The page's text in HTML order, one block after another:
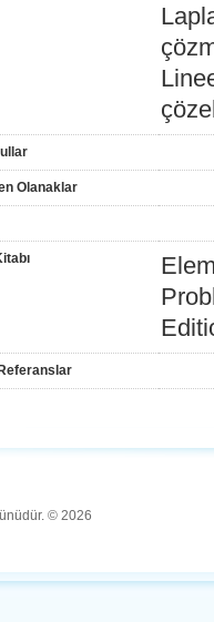
Olanaklar
© 2026